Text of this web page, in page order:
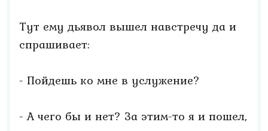
Тут ему дьявол вышел навстречу да и
спрашивает:
- Пойдешь ко мне в услужение?
- А чего бы и нет? За этим-то я и пошел,